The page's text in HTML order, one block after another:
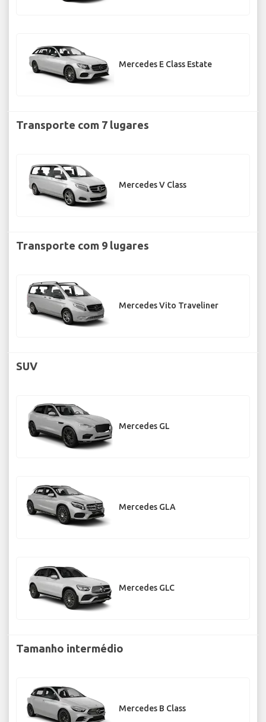
Mercedes E Class Estate
Transporte com 7 lugares
Mercedes V Class
Transporte com 9 lugares
Mercedes Vito Traveliner
SUV
Mercedes GL
Mercedes GLA
Mercedes GLC
Tamanho intermédio
Mercedes B Class